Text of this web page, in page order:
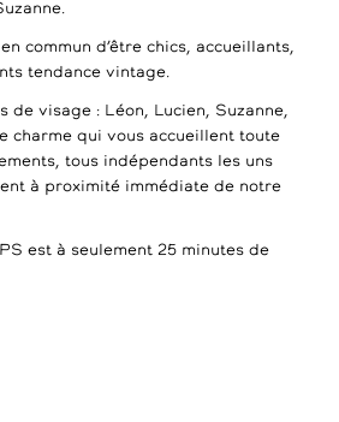
commun d’être chics, accueillants,
tendance vintage.
de visage : Léon, Lucien, Suzanne,
charme qui vous accueillent toute
tous indépendants les uns
à proximité immédiate de notre
est à seulement 25 minutes de